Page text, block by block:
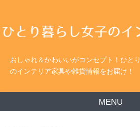
おしゃれ＆かわいいがコンセプト！ひと
のインテリア家具や雑貨情報をお届け！
MENU